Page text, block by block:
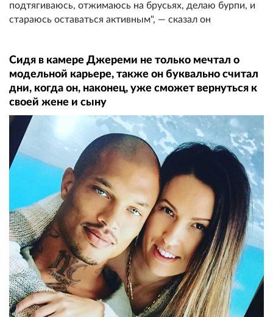
подтягиваюсь, отжимаюсь на брусьях, делаю бурпи, и
стараюсь оставаться активным", — сказал он
Сидя в камере Джереми не только мечтал о
модельной карьере, также он буквально считал
дни, когда он, наконец, уже сможет вернуться к
своей жене и сыну